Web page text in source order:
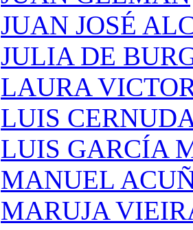
JUAN JOSÉ
JULIA DE
LAURA
LUIS
LUIS GARCÍA
MANUEL
MARUJA